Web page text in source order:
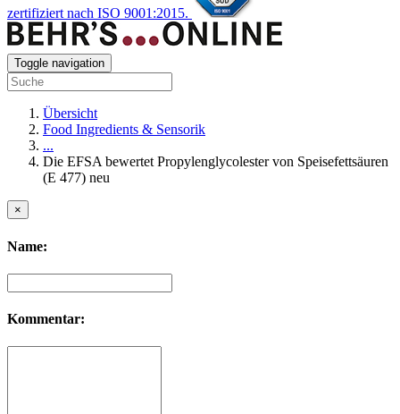
zertifiziert nach ISO 9001:2015.
Toggle navigation
Übersicht
Food Ingredients & Sensorik
...
Die EFSA bewertet Propylenglycolester von Speisefettsäuren
(E 477) neu
×
Name:
Kommentar: